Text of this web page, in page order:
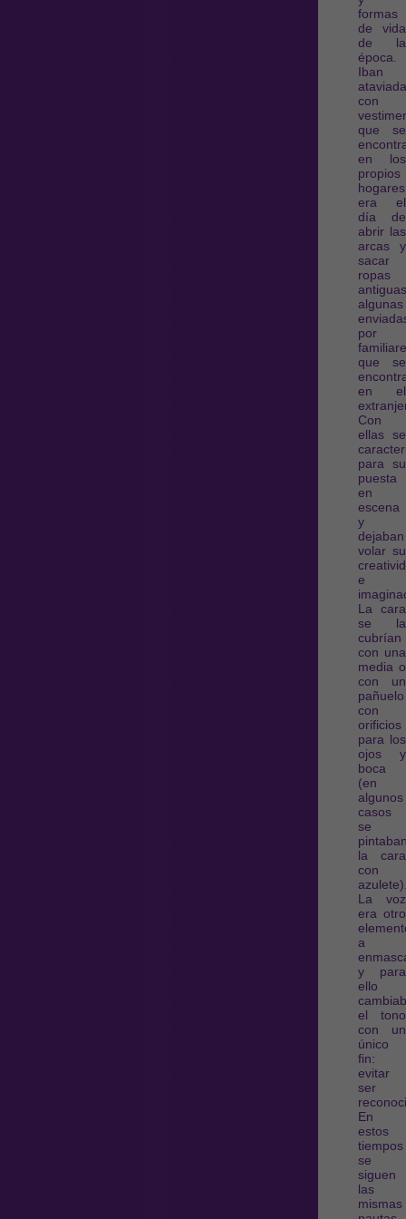
formas
de vida
de la
época.
Iban
con
que se
en los
propios
era el
día de
abrir las
arcas y
sacar
ropas
algunas
por
que se
en el
Con
ellas se
para su
puesta
en
escena
y
dejaban
volar su
e
La cara
se la
cubrían
con una
media o
con un
pañuelo
con
orificios
para los
ojos y
boca
(en
algunos
casos
se
la cara
con
La voz
era otro
a
y para
ello
el tono
con un
único
fin:
evitar
ser
En
estos
tiempos
se
siguen
las
mismas